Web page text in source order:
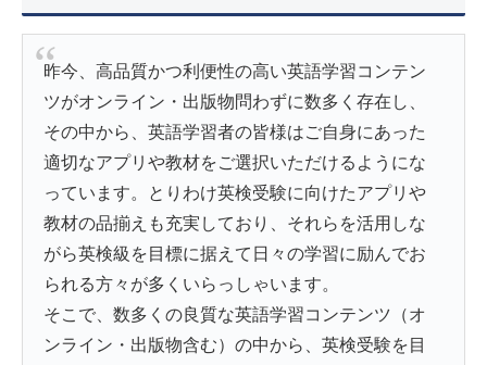
昨今、高品質かつ利便性の高い英語学習コンテン
ツがオンライン・出版物問わずに数多く存在し、
その中から、英語学習者の皆様はご自身にあった
適切なアプリや教材をご選択いただけるようにな
っています。とりわけ英検受験に向けたアプリや
教材の品揃えも充実しており、それらを活用しな
がら英検級を目標に据えて日々の学習に励んでお
られる方々が多くいらっしゃいます。
そこで、数多くの良質な英語学習コンテンツ（オ
ンライン・出版物含む）の中から、英検受験を目